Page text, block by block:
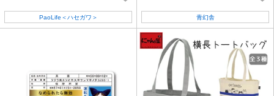
PaoLife＜ハセガワ＞ 青幻舎